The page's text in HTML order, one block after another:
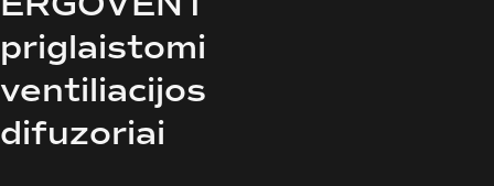
priglaistomi
ventiliacijos
difuzoriai